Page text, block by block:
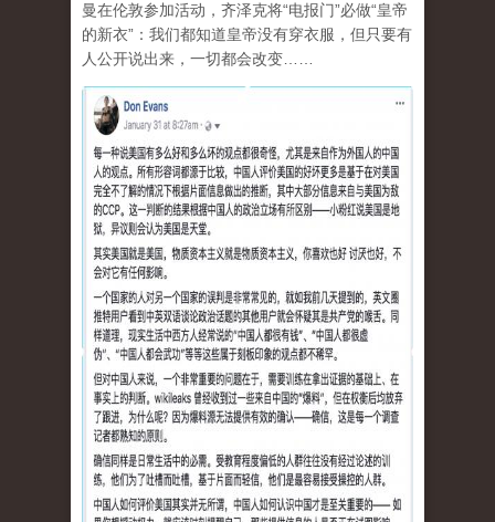
曼在伦敦参加活动，齐泽克将“电报门”必做“皇帝
的新衣”：我们都知道皇帝没有穿衣服，但只要有
人公开说出来，一切都会改变……